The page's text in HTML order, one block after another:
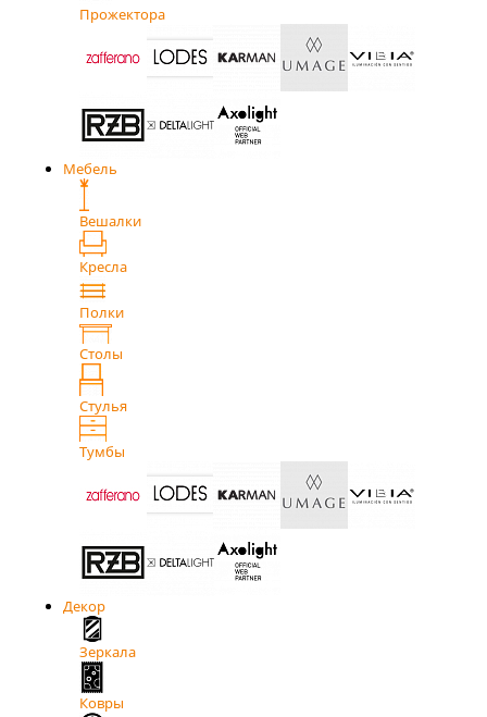
Прожектора
Мебель
Вешалки
Кресла
Полки
Столы
Стулья
Тумбы
Декор
Зеркала
Ковры